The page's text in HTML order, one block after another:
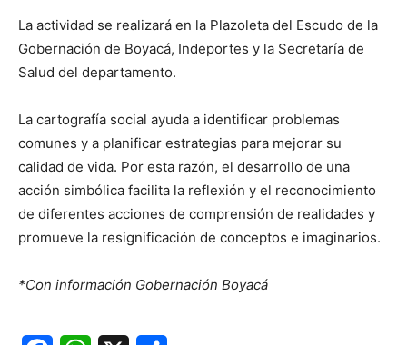
La actividad se realizará en la Plazoleta del Escudo de la
Gobernación de Boyacá, Indeportes y la Secretaría de
Salud del departamento.
La cartografía social ayuda a identificar problemas
comunes y a planificar estrategias para mejorar su
calidad de vida. Por esta razón, el desarrollo de una
acción simbólica facilita la reflexión y el reconocimiento
de diferentes acciones de comprensión de realidades y
promueve la resignificación de conceptos e imaginarios.
*Con información Gobernación Boyacá